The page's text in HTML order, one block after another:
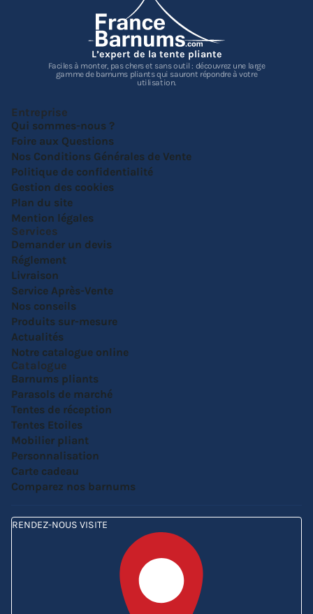
L’expert de la tente pliante
Faciles à monter, pas chers et sans outil : découvrez une large
gamme de barnums pliants qui sauront répondre à votre
utilisation.
Entreprise
Qui sommes-nous ?
Foire aux Questions
Nos Conditions Générales de Vente
Politique de confidentialité
Gestion des cookies
Plan du site
Mention légales
Services
Demander un devis
Réglement
Livraison
Service Après-Vente
Nos conseils
Produits sur-mesure
Actualités
Notre catalogue online
Catalogue
Barnums pliants
Parasols de marché
Tentes de réception
Tentes Etoiles
Mobilier pliant
Personnalisation
Carte cadeau
Comparez nos barnums
RENDEZ-NOUS VISITE